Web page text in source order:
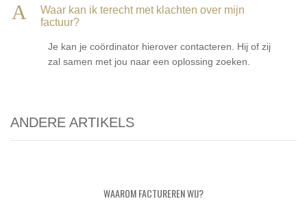
A
Waar kan ik terecht met klachten over mijn
factuur?
Je kan je coördinator hierover contacteren. Hij of zij
zal samen met jou naar een oplossing zoeken.
ANDERE ARTIKELS
WAAROM FACTUREREN WIJ?